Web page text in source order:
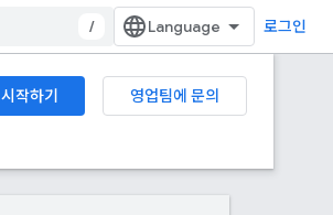
/ 로그인
시작하기
영업팀에 문의